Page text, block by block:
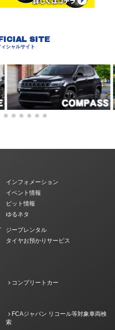
SITE
シャルサイト
インフォメーション
イベント情報
ピット情報
ゆるネタ
ジープレンタル
タイヤお預かりサービス
コンプリートカー
FCAジャパン リコール等対象車両検
索